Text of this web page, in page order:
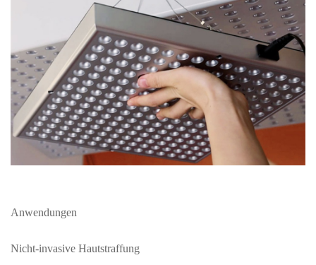
Anwendungen
Nicht-invasive Hautstraffung